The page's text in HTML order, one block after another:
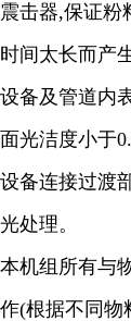
震击器,保证粉
时间太长而产
设备及管道内
面光洁度小于
设备连接过渡
光处理。
本机组所有与
作(根据不同物